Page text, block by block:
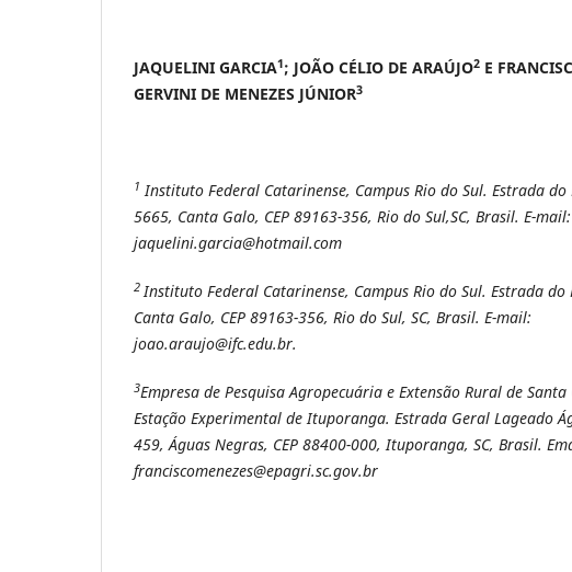
JAQUELINI GARCIA1; JOÃO CÉLIO DE ARAÚJO2 E
GERVINI DE MENEZES JÚNIOR3
1 Instituto Federal Catarinense, Campus Rio do Sul. Estrada do
5665, Canta Galo, CEP 89163-356, Rio do Sul,SC, Brasil. E-mail:
jaquelini.garcia@hotmail.com
2 Instituto Federal Catarinense, Campus Rio do Sul. Estrada do
Canta Galo, CEP 89163-356, Rio do Sul, SC, Brasil. E-mail:
joao.araujo@ifc.edu.br.
3Empresa de Pesquisa Agropecuária e Extensão Rural de
Estação Experimental de Ituporanga. Estrada Geral Lageado
459, Águas Negras, CEP 88400-000, Ituporanga, SC, Brasil.
franciscomenezes@epagri.sc.gov.br